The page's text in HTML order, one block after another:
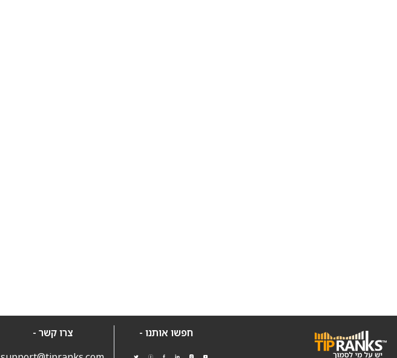
חפשו אותנו -
צרו קשר -